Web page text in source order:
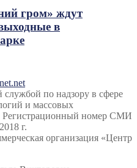
гром» ждут
в
службой по надзору в сфере
и массовых
Регистрационный номер СМИ
г.
организация «Центр